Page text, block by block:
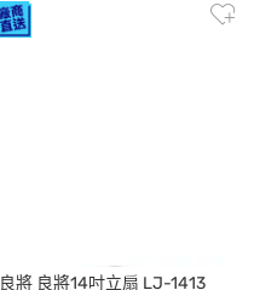
良將 良將14吋立扇 LJ-1413